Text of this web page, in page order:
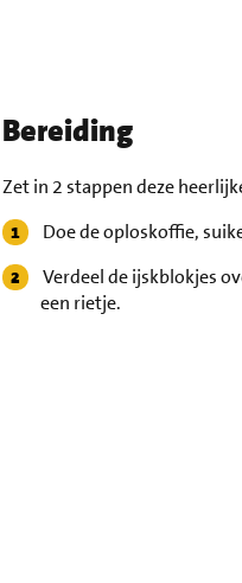
Bereiding
Zet in 2 stappen deze
Doe de oploskoffie,
Verdeel de ijskblokjes
een rietje.